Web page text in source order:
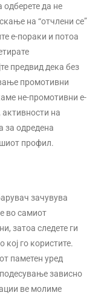
да не
на “отчлени се”
е-пораки и потоа
предвид дека без
промотивни
не-промотивни е-
на
за одредена
профил.
зачувува
во самиот
затоа следете ги
го користите.
паметен уред
зависно
ве молиме